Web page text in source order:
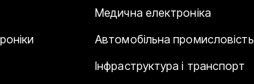
Медична електроніка
Автомобільна промисловість
Інфраструктура і транспорт